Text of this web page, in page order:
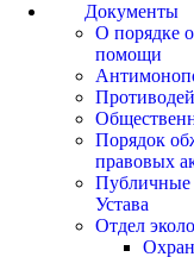
Документы
О порядке
помощи
Порядок
правовых
Публичные
Устава
Отдел